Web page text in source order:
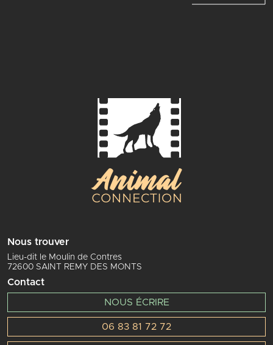
Nous trouver
Lieu-dit le Moulin de Contres
72600 SAINT REMY DES MONTS
Contact
NOUS ÉCRIRE
06 83 81 72 72